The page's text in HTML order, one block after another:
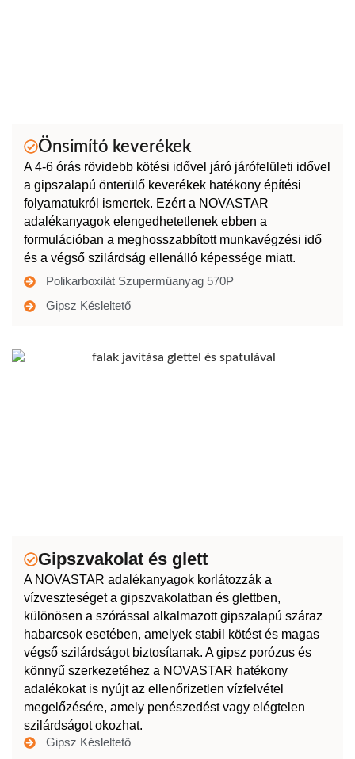
Önsimító keverékek
A 4-6 órás rövidebb kötési idővel járó járófelületi idővel
a gipszalapú önterülő keverékek hatékony építési
folyamatukról ismertek. Ezért a NOVASTAR
adalékanyagok elengedhetetlenek ebben a
formulációban a meghosszabbított munkavégzési idő
és a végső szilárdság ellenálló képessége miatt.
Polikarboxilát Szuperműanyag 570P
Gipsz Késleltető
Gipszvakolat és glett
A NOVASTAR adalékanyagok korlátozzák a
vízveszteséget a gipszvakolatban és glettben,
különösen a szórással alkalmazott gipszalapú száraz
habarcsok esetében, amelyek stabil kötést és magas
végső szilárdságot biztosítanak. A gipsz porózus és
könnyű szerkezetéhez a NOVASTAR hatékony
adalékokat is nyújt az ellenőrizetlen vízfelvétel
megelőzésére, amely penészedést vagy elégtelen
szilárdságot okozhat.
Gipsz Késleltető